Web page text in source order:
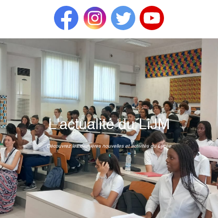
L'actualité du LiJM
Découvrez les dernières nouvelles et activités du Lycée